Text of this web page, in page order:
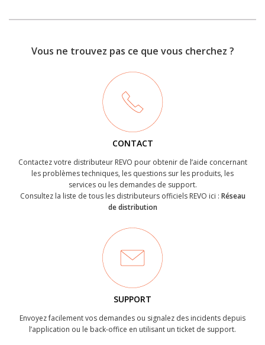
Vous ne trouvez pas ce que vous cherchez ?
CONTACT
Contactez votre distributeur REVO pour obtenir de l’aide concernant
les problèmes techniques, les questions sur les produits, les
services ou les demandes de support.
Consultez la liste de tous les distributeurs officiels REVO ici : Réseau
de distribution
SUPPORT
Envoyez facilement vos demandes ou signalez des incidents depuis
l’application ou le back-office en utilisant un ticket de support.